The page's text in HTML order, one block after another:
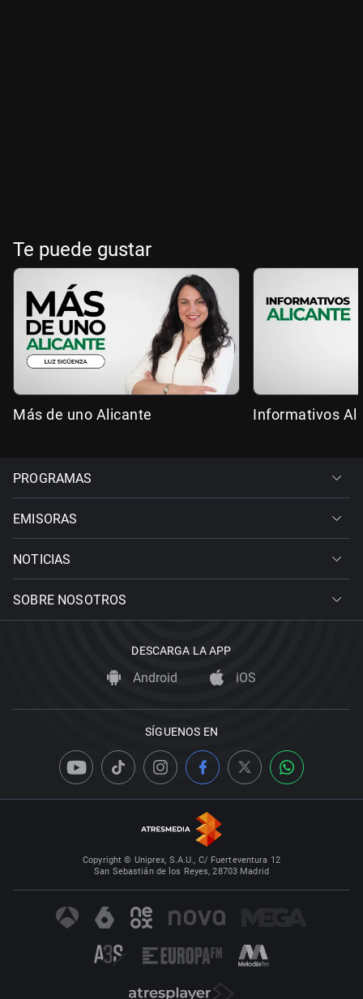
Te puede gustar
Más de uno Alicante Informativos
PROGRAMAS
EMISORAS
NOTICIAS
SOBRE NOSOTROS
DESCARGA LA APP
Android iOS
SÍGUENOS EN
Copyright © Uniprex, S.A.U., C/ Fuerteventura 12
San Sebastián de los Reyes, 28703 Madrid